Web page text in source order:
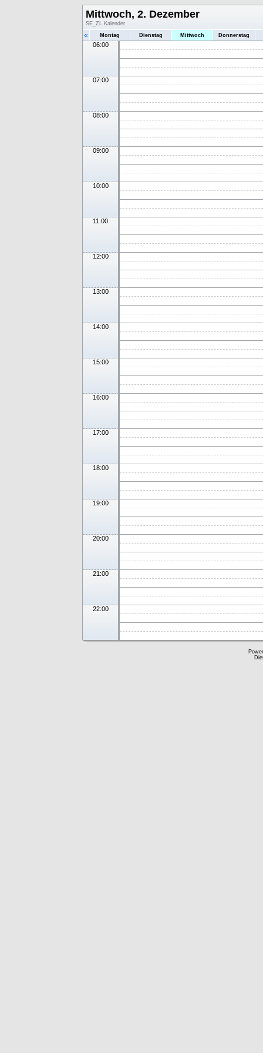
Mittwoch, 2. Dezember
SE_ZL Kalender
« Montag Dienstag Mittwoch Donnerstag
06:00
07:00
08:00
09:00
10:00
11:00
12:00
13:00
14:00
15:00
16:00
17:00
18:00
19:00
20:00
21:00
22:00